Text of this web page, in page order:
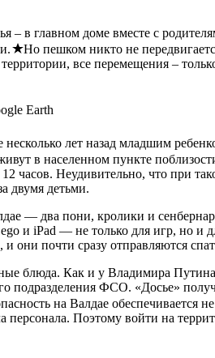
в главном доме вместе с
Но пешком никто не
все перемещения –
Earth
несколько лет назад младшим
в населенном пункте
часов. Неудивительно, что при
двумя детьми.
— два пони, кролики и
и iPad — не только для игр, но и
они почти сразу отправляются
блюда. Как и у Владимира
подразделения ФСО. «Досье»
на Валдае обеспечивается
персонала. Поэтому войти на